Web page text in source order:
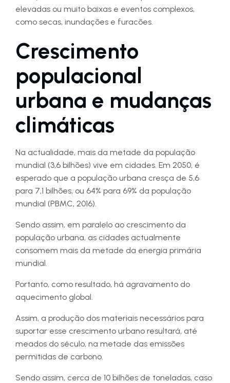
elevadas ou muito baixas e eventos complexos,
como secas, inundações e furacões.
Crescimento
populacional
urbana e mudanças
climáticas
Na actualidade, mais da metade da população
mundial (3,6 bilhões) vive em cidades. Em 2050, é
esperado que a população urbana cresça de 5,6
para 7,1 bilhões, ou 64% para 69% da população
mundial (PBMC, 2016).
Sendo assim, em paralelo ao crescimento da
população urbana, as cidades actualmente
consomem mais da metade da energia primária
mundial.
Portanto, como resultado, há agravamento do
aquecimento global.
Assim, a produção dos materiais necessários para
suportar esse crescimento urbano resultará, até
meados do século, na metade das emissões
permitidas de carbono.
Sendo assim, cerca de 10 bilhões de toneladas, caso